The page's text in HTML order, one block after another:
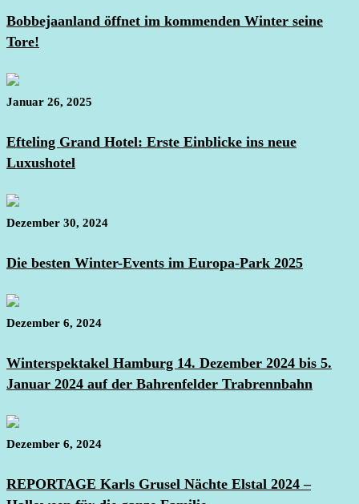
Bobbejaanland öffnet im kommenden Winter seine
Tore!
Januar 26, 2025
Efteling Grand Hotel: Erste Einblicke ins neue
Luxushotel
Dezember 30, 2024
Die besten Winter-Events im Europa-Park 2025
Dezember 6, 2024
Winterspektakel Hamburg 14. Dezember 2024 bis 5.
Januar 2024 auf der Bahrenfelder Trabrennbahn
Dezember 6, 2024
REPORTAGE Karls Grusel Nächte Elstal 2024 –